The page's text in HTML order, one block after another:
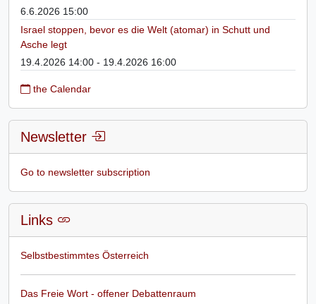
6.6.2026 15:00
Israel stoppen, bevor es die Welt (atomar) in Schutt und
Asche legt
19.4.2026 14:00 - 19.4.2026 16:00
the Calendar
Newsletter
Go to newsletter subscription
Links
Selbstbestimmtes Österreich
Das Freie Wort - offener Debattenraum